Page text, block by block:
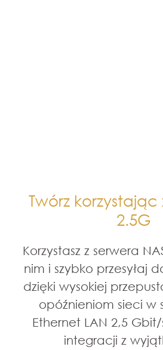
Twórz korzystając
2.5G
Korzystasz z serwera
nim i szybko przesyłaj
dzięki wysokiej
opóźnieniom sieci w
Ethernet LAN 2,5
integracji z